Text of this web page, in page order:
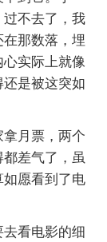
不去了，我
那数落，埋
实际上就像
是被这突如
月票，两个
差气了，虽
愿看到了电
看电影的细